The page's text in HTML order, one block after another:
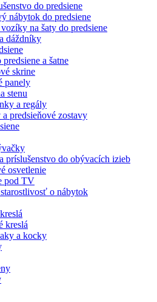
do predsiene
nábytok do predsiene
na šaty do predsiene
dáždníky
a šatne
skrine
panely
stenu
a regály
predsieňové zostavy
príslušenstvo do obývacích izieb
osvetlenie
pod TV
o nábytok
kreslá
a kocky